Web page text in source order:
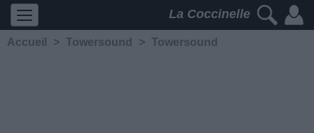
La Coccinelle
Accueil > Towersound > Towersound